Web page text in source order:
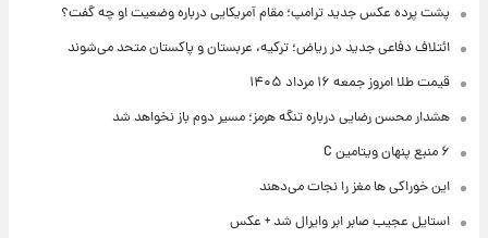
پشت پرده عکس جدید ترامپ؛ مقام آمریکایی درباره وضعیت او چه گفت؟
ائتلاف دفاعی جدید در ریاض؛ ترکیه، عربستان و پاکستان متحد می‌شوند
قیمت طلا امروز جمعه ۱۶ مرداد ۱۴۰۵
هشدار محسن رضایی درباره تنگه هرمز؛ مسیر دوم باز نخواهد شد
۶ منبع پنهان ویتامین C
این خوراکی ها مغز را نجات می‌دهند
استایل عجیب صابر ابر وایرال شد + عکس